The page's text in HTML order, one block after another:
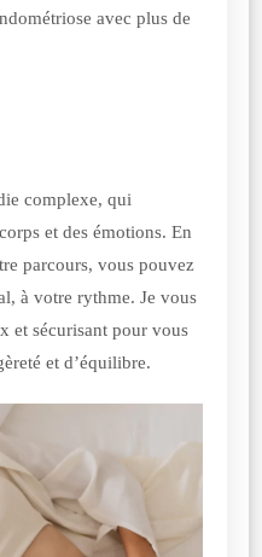
avec plus de
complexe, qui
et des émotions. En
parcours, vous pouvez
à votre rythme. Je vous
et sécurisant pour vous
et d’équilibre.